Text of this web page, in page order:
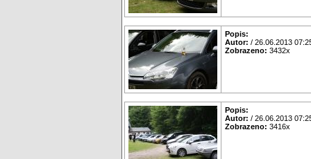
Popis:
Autor: / 26.06.2013
Zobrazeno: 3432x
Popis:
Autor: / 26.06.2013
Zobrazeno: 3416x